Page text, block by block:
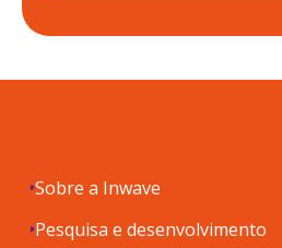
Sobre a Inwave
Pesquisa e desenvolvimento